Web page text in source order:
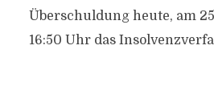
Überschuldung heute, am
16:50 Uhr das